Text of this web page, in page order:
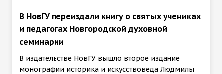
В НовГУ переиздали книгу о святых учениках
и педагогах Новгородской духовной
семинарии
В издательстве НовГУ вышло второе издание
монографии историка и искусствоведа Людмилы